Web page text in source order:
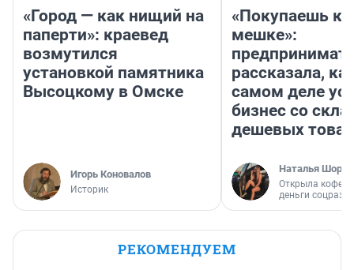
«Город — как нищий на
паперти»: краевед
возмутился
установкой памятника
Высоцкому в Омске
Игорь Коновалов
Историк
«Покупаешь
мешке»:
рассказала,
самом деле
бизнес со
дешевых
Наталья
Открыла
деньги
РЕКОМЕНДУЕМ